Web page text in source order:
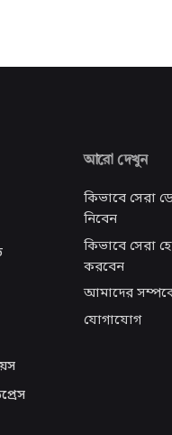
আরো দেখুন
কিভাবে সেরা
নিবেন
কিভাবে সেরা
করবেন
আমাদের
যোগাযোগ